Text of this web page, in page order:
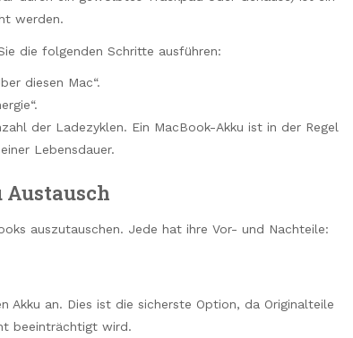
werden.
die folgenden Schritte ausführen:
diesen Mac“.
der Ladezyklen. Ein MacBook-Akku ist in der Regel
Lebensdauer.
auszutauschen. Jede hat ihre Vor- und Nachteile:
an. Dies ist die sicherste Option, da Originalteile
beeinträchtigt wird.